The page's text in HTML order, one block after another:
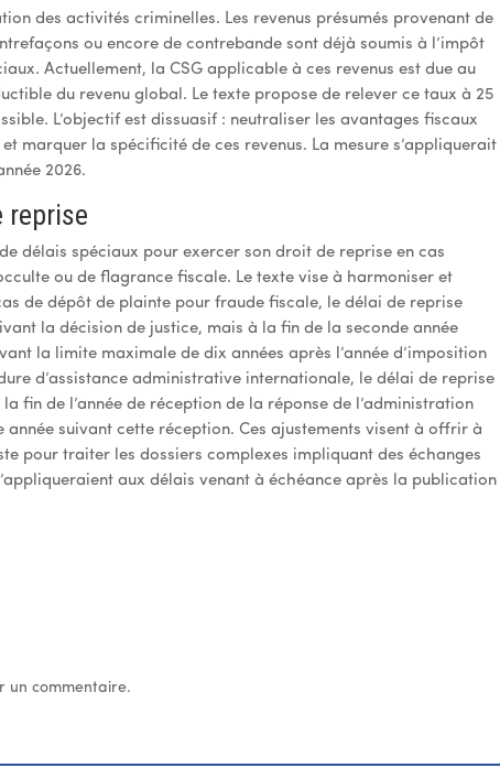
des activités criminelles. Les revenus présumés provenant de
ou encore de contrebande sont déjà soumis à l’impôt
Actuellement, la CSG applicable à ces revenus est due au
du revenu global. Le texte propose de relever ce taux à 25
L’objectif est dissuasif : neutraliser les avantages fiscaux
marquer la spécificité de ces revenus. La mesure s’appliquerait
2026.
reprise
délais spéciaux pour exercer son droit de reprise en cas
ou de flagrance fiscale. Le texte vise à harmoniser et
de dépôt de plainte pour fraude fiscale, le délai de reprise
la décision de justice, mais à la fin de la seconde année
la limite maximale de dix années après l’année d’imposition
d’assistance administrative internationale, le délai de reprise
fin de l’année de réception de la réponse de l’administration
suivant cette réception. Ces ajustements visent à offrir à
pour traiter les dossiers complexes impliquant des échanges
aux délais venant à échéance après la publication
un commentaire.